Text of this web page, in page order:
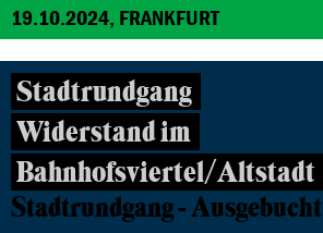
19.10.2024, FRANKFURT
Stadtrundgang
Widerstand im
Bahnhofsviertel/Altstadt
Stadtrundgang - Ausgebucht